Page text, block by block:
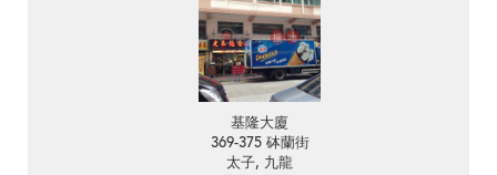
基隆大廈
369-375 砵蘭街
太子, 九龍